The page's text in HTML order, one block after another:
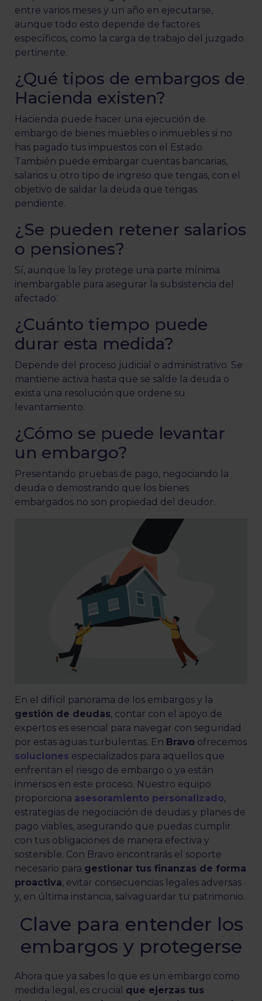
entre varios meses y un año en ejecutarse,
aunque todo esto depende de factores
específicos, como la carga de trabajo del juzgado
pertinente.
¿Qué tipos de embargos de
Hacienda existen?
Hacienda puede hacer una ejecución de
embargo de bienes muebles o inmuebles si no
has pagado tus impuestos con el Estado.
También puede embargar cuentas bancarias,
salarios u otro tipo de ingreso que tengas, con el
objetivo de saldar la deuda que tengas
pendiente.
¿Se pueden retener salarios
o pensiones?
Sí, aunque la ley protege una parte mínima
inembargable para asegurar la subsistencia del
afectado.
¿Cuánto tiempo puede
durar esta medida?
Depende del proceso judicial o administrativo. Se
mantiene activa hasta que se salde la deuda o
exista una resolución que ordene su
levantamiento.
¿Cómo se puede levantar
un embargo?
Presentando pruebas de pago, negociando la
deuda o demostrando que los bienes
embargados no son propiedad del deudor.
En el difícil panorama de los embargos y la
gestión de deudas, contar con el apoyo de
expertos es esencial para navegar con seguridad
por estas aguas turbulentas. En Bravo ofrecemos
soluciones especializados para aquellos que
enfrentan el riesgo de embargo o ya están
inmersos en este proceso. Nuestro equipo
proporciona asesoramiento personalizado,
estrategias de negociación de deudas y planes de
pago viables, asegurando que puedas cumplir
con tus obligaciones de manera efectiva y
sostenible. Con Bravo encontrarás el soporte
necesario para gestionar tus finanzas de forma
proactiva, evitar consecuencias legales adversas
y, en última instancia, salvaguardar tu patrimonio.
Clave para entender los
embargos y protegerse
Ahora que ya sabes lo que es un embargo como
medida legal, es crucial que ejerzas tus